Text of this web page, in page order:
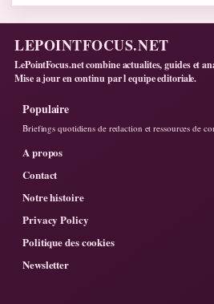
LEPOINTFOCUS.NET
LePointFocus.net combine actualites, guides et
Mise a jour en continu par l equipe editoriale.
Populaire
Briefings quotidiens de redaction et ressources de
A propos
Contact
Notre histoire
Privacy Policy
Politique des cookies
Newsletter